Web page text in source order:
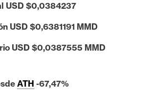
USD $0,0384237
USD $0,6381191 MMD
USD $0,0387555 MMD
ATH -67,47%